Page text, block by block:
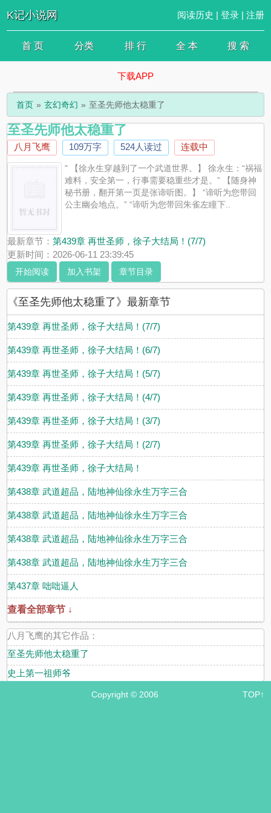
K记小说网 阅读历史 | 登录| 注册
首 页 分类 排 行 全 本 搜 索
下载APP
首页 玄幻奇幻 至圣先师他太稳重了
至圣先师他太稳重了
八月飞鹰 109万字 524人读过 连载中
" 【徐永生穿越到了一个武道世界。】 徐永生：“祸福
难料，安全第一，行事需要稳重些才是。” 【随身神
秘书册，翻开第一页是张谛听图。】 “谛听为您带回
公主幽会地点。” “谛听为您带回朱雀左瞳下..
最新章节：第439章 再世圣师，徐子大结局！(7/7)
更新时间：2026-06-11 23:39:45
开始阅读 加入书架 章节目录
《至圣先师他太稳重了》最新章节
第439章 再世圣师，徐子大结局！(7/7)
第439章 再世圣师，徐子大结局！(6/7)
第439章 再世圣师，徐子大结局！(5/7)
第439章 再世圣师，徐子大结局！(4/7)
第439章 再世圣师，徐子大结局！(3/7)
第439章 再世圣师，徐子大结局！(2/7)
第439章 再世圣师，徐子大结局！
第438章 武道超品，陆地神仙徐永生万字三合
第438章 武道超品，陆地神仙徐永生万字三合
第438章 武道超品，陆地神仙徐永生万字三合
第438章 武道超品，陆地神仙徐永生万字三合
第437章 咄咄逼人
查看全部章节 ↓
八月飞鹰的其它作品：
至圣先师他太稳重了
史上第一祖师爷
Copyright © 2006 TOP↑